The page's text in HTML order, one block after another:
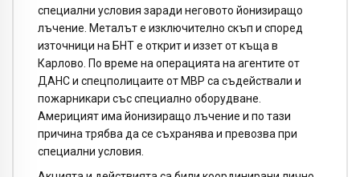
специални условия заради неговото йонизиращо
лъчение. Металът е изключително скъп и според
източници на БНТ е открит и иззет от къща в
Карлово. По време на операцията на агентите от
ДАНС и спецполицаите от МВР са съдействали и
пожарникари със специално оборудване.
Америцият има йонизиращо лъчение и по тази
причина трябва да се съхранява и превозва при
специални условия.